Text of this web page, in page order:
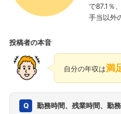
で87.1％
手当以外
投稿者の本音
自分の年収は満
勤務時間、残業時間、勤